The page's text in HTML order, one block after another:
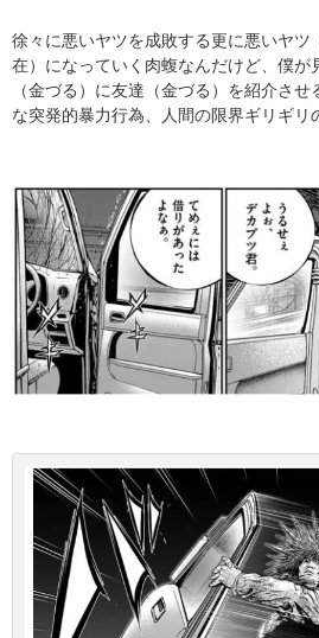
徐々に悪いヤツを成敗する更に悪いヤツ
在）になっていく肉蝮なんだけど、僕が
（金づる）に友達（金づる）を紹介さ
な突発的暴力行為、人間の限界ギリギリ